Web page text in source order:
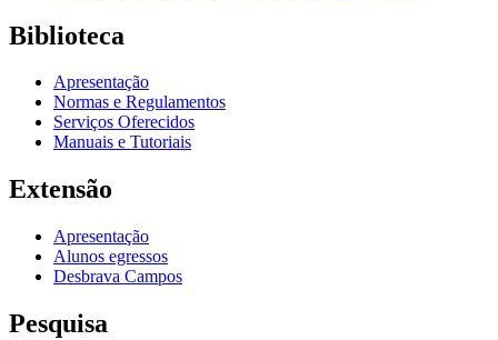
Biblioteca
Apresentação
Normas e Regulamentos
Serviços Oferecidos
Manuais e Tutoriais
Extensão
Apresentação
Alunos egressos
Desbrava Campos
Pesquisa